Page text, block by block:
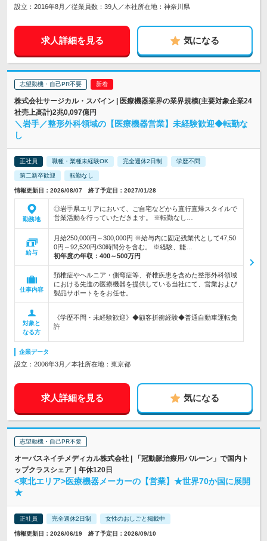
設立：2016年8月／従業員数：39人／本社所在地：神奈川県
求人詳細を見る 気になる
志望動機・自己PR不要
株式会社サージカル・スパイン | 医療機器業界の業界規模(主要対象企業24
社売上高計)2兆0,097億円
＼岩手／整形外科領域の【医療機器営業】未経験歓迎◆転勤な
し
正社員 職種・業種未経験OK 完全週休2日制 学歴不問
第二新卒歓迎 転勤なし
情報更新日：2026/08/07 終了予定日：2027/01/28
勤務地
◎岩手県エリアにおいて、ご自宅などから直行直帰スタイルで
営業活動を行っていただきます。 ※転勤なし…
給与
月給250,000円～300,000円 ※給与内に固定残業代として47,50
0円～92,520円/30時間分を含む。 ※経験、能…
初年度の年収： 400～500万円
仕事内容
頚椎症やヘルニア・側弯症等、脊椎疾患を含めた整形外科領域
における先進の医療機器を提供している当社にて、営業および
製品サポートををお任せ。
対象と
なる方
《学歴不問・未経験歓迎》◆顧客折衝経験◆普通自動車運転免
許
企業データ
設立：2006年3月／本社所在地：東京都
求人詳細を見る 気になる
志望動機・自己PR不要
オーバスネイチメディカル株式会社 | 「冠動脈治療用バルーン」で国内ト
ップクラスシェア｜年休120日
<東北エリア>医療機器メーカーの【営業】★世界70か国に展開
★
正社員 完全週休2日制 女性のおしごと掲載中
情報更新日：2026/06/19 終了予定日：2026/09/10